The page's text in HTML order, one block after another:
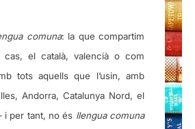
comuna: la que compartim
el català, valencià o com
tots aquells que l’usin, amb
Andorra, Catalunya Nord, el
i per tant, no és llengua comuna